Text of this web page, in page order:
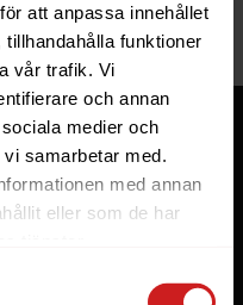
att anpassa innehållet
funktioner
vår trafik. Vi
och annan
medier och
samarbetar med.
med annan
eller som de har
om läget